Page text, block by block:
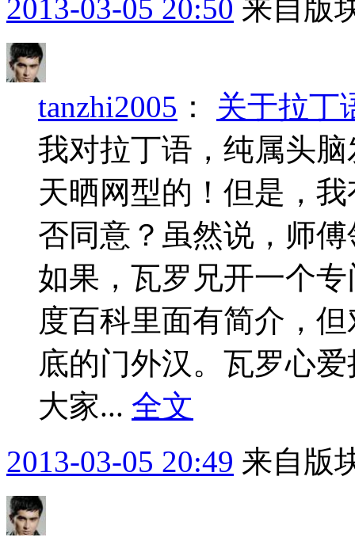
2013-03-05 20:50 来自版
tanzhi2005 ： 关于拉丁
我对拉丁语，纯属头
天晒网型的！但是，
否同意？虽然说，师
如果，瓦罗兄开一个
度百科里面有简介，
底的门外汉。瓦罗心
大家... 全文
2013-03-05 20:49 来自版